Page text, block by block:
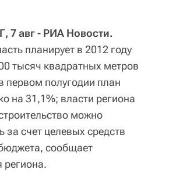
7 авг - РИА Новости.
планирует в 2012 году
тысяч квадратных метров
первом полугодии план
на 31,1%; власти региона
можно
за счет целевых средств
сообщает
региона.